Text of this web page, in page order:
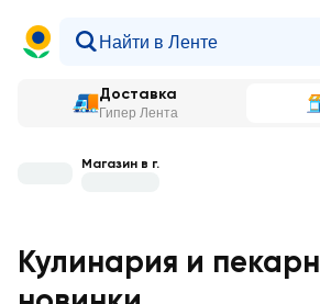
Доставка
Гипер Лента
Магазин в г.
Кулинария и